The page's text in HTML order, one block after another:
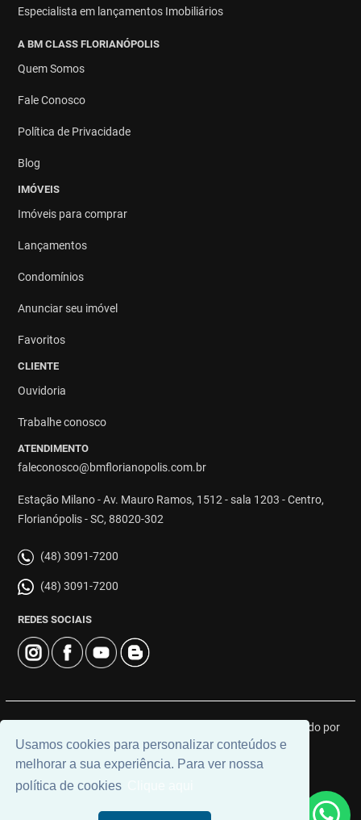
Usamos cookies para personalizar conteúdos e
melhorar a sua experiência. Para ver nossa
política de cookies
Especialista em lançamentos Imobiliários
A BM CLASS FLORIANÓPOLIS
Quem Somos
Fale Conosco
Política de Privacidade
Blog
IMÓVEIS
Imóveis para comprar
Lançamentos
Condomínios
Anunciar seu imóvel
Favoritos
CLIENTE
Ouvidoria
Trabalhe conosco
ATENDIMENTO
faleconosco@bmflorianopolis.com.br
Estação Milano - Av. Mauro Ramos, 1512 - sala 1203 - Centro,
Florianópolis - SC, 88020-302
(48) 3091-7200
(48) 3091-7200
REDES SOCIAIS
© 2026 | BM Class Florianópolis | CRECI: 4919J | Desenvolvido por
Universal Software.